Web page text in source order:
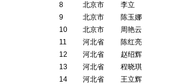
8
北京市 李立
9
北京市 陈玉娜
10
北京市 周艳云
11
河北省 陈红亮
12
河北省 赵绍辉
13
河北省 程晓琪
14
河北省 王立辉